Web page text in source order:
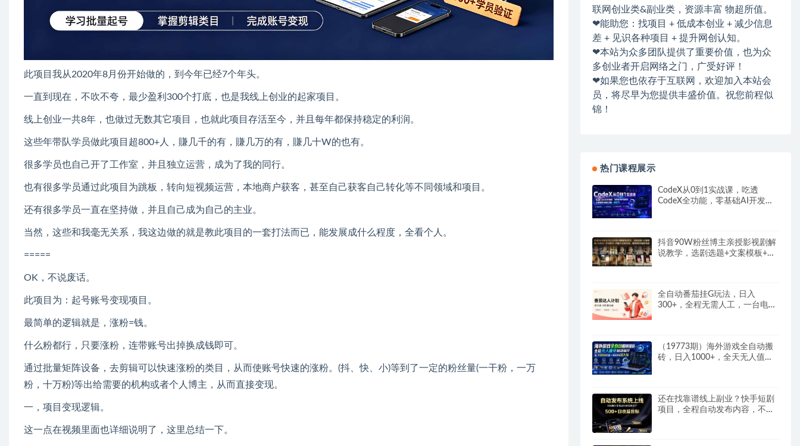
此项目我从2020年8月份开始做的，到今年已经7个年头。
一直到现在，不吹不夸，最少盈利300个打底，也是我线上创业的起家项目。
线上创业一共8年，也做过无数其它项目，也就此项目存活至今，并且每年都保持稳定的利润。
这些年带队学员做此项目超800+人，賺几千的有，賺几万的有，賺几十W的也有。
很多学员也自己开了工作室，并且独立运营，成为了我的同行。
也有很多学员通过此项目为跳板，转向短视频运营，本地商户获客，甚至自己获客自己转化等不同领域和项目。
还有很多学员一直在坚持做，并且自己成为自己的主业。
当然，这些和我毫无关系，我这边做的就是教此项目的一套打法而已，能发展成什么程度，全看个人。
=====
OK，不说废话。
此项目为：起号账号变现项目。
最简单的逻辑就是，涨粉=钱。
什么粉都行，只要涨粉，连带账号出掉换成钱即可。
通过批量矩阵设备，去剪辑可以快速涨粉的类目，从而使账号快速的涨粉。(抖、快、小)等到了一定的粉丝量(一干粉，一万
粉，十万粉)等出给需要的机构或者个人博主，从而直接变现。
一，项目变现逻辑。
这一点在视频里面也详细说明了，这里总结一下。
联网创业类&副业类，资源丰富 物超所值。
❤能助您：找项目 + 低成本创业 + 减少信息
差 + 见识各种项目 + 提升网创认知。
❤本站为众多团队提供了重要价值，也为众
多创业者开启网络之门，广受好评！
❤如果您也依存于互联网，欢迎加入本站会
员，将尽早为您提供丰盛价值。祝您前程似
锦！
热门课程展示
CodeX从0到1实战课，吃透
CodeX全功能，零基础AI开发实
抖音90W粉丝博主亲授影视剧解
说教学，选剧选题+文案模板+AI
全自动番茄挂G玩法，日入
300+，全程无需人工，一台电脑
（19773期）海外游戏全自动搬
砖，日入1000+，全天无人值
还在找靠谱线上副业？快手短剧
项目，全程自动发布内容，不用